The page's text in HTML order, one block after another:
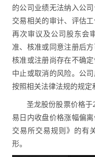
的公司业绩无法纳入公
交易相关的审计、评估
再次审议及公司股东会
准、核准或同意注册后
核准或注册尚存在不确
中止或取消的风险。公
按照相关法律法规的规定
圣龙股份股票价格于
易日内收盘价格涨幅偏
交易所交易规则》的有
形。